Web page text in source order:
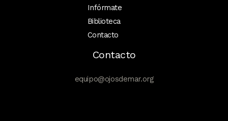
Infórmate
Biblioteca
Contacto
Contacto
equipo@ojosdemar.org